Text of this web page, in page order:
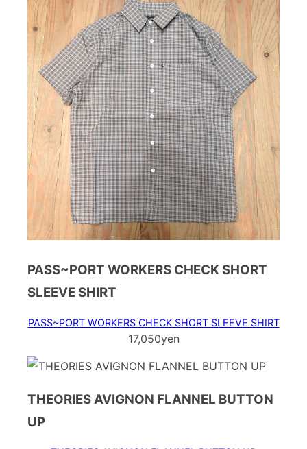
PASS~PORT WORKERS CHECK SHORT
SLEEVE SHIRT
PASS~PORT WORKERS CHECK SHORT SLEEVE SHIRT
17,050yen
THEORIES AVIGNON FLANNEL BUTTON
UP